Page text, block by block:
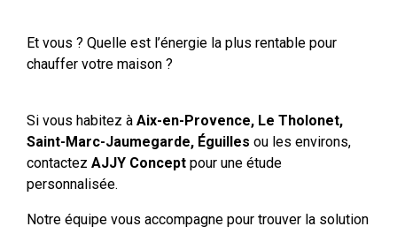
Et vous ? Quelle est l’énergie la plus rentable pour
chauffer votre maison ?
Si vous habitez à Aix-en-Provence, Le Tholonet,
Saint-Marc-Jaumegarde, Éguilles ou les environs,
contactez AJJY Conceptpour une étude
personnalisée.
Notre équipe vous accompagne pour trouver la solution